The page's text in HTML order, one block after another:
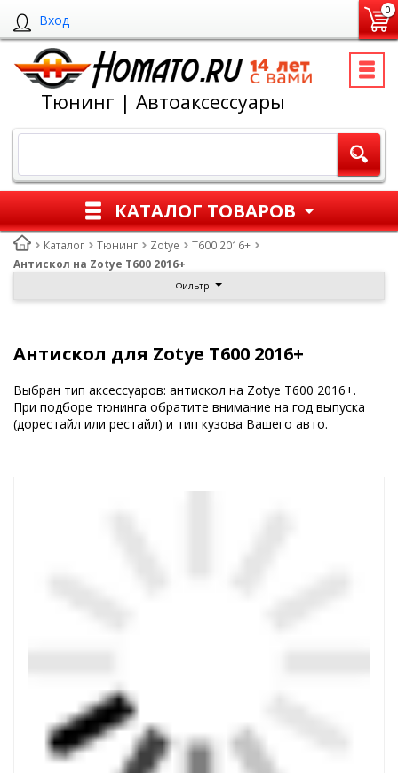
Вход
0
Тюнинг | Автоаксессуары
КАТАЛОГ ТОВАРОВ
Каталог Тюнинг Zotye
T600 2016+
Антискол на Zotye T600 2016+
Фильтр
Антискол для Zotye T600 2016+
Выбран тип аксессуаров: антискол на Zotye T600 2016+.
При подборе тюнинга обратите внимание на год выпуска
(дорестайл или рестайл) и тип кузова Вашего авто.